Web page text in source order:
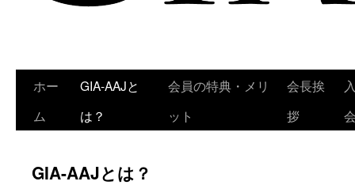
ン
ホー
ム
GIA-AAJと
は？
会員の特典・メリ
ット
会長挨
拶
GIA-AAJとは？